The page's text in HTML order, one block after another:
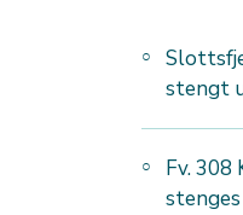
stengt
Fv. 308